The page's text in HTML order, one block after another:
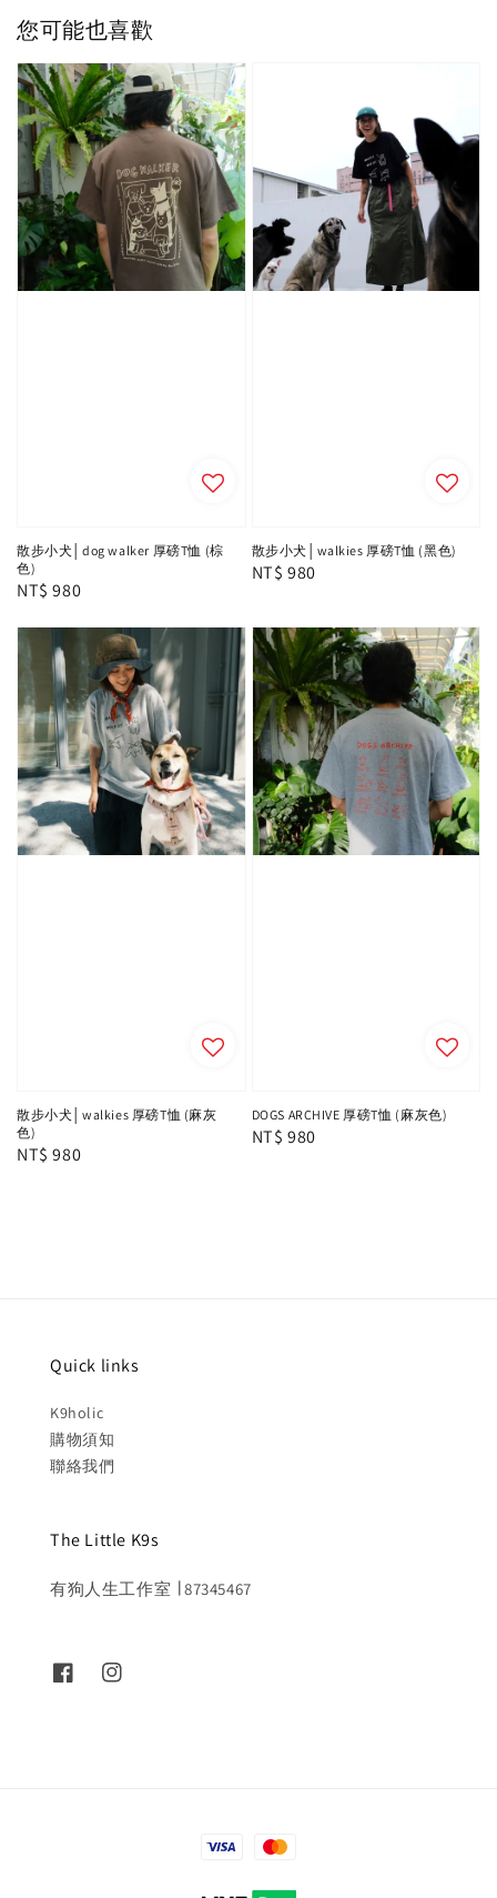
您可能也喜歡
散步小犬│dog walker 厚磅T恤 (棕
色)
Regular
NT$ 980
散步小犬│walkies 厚磅T恤 (黑色)
Regular
NT$ 980
散步小犬│walkies 厚磅T恤 (麻灰
色)
Regular
NT$ 980
DOGS ARCHIVE 厚磅T恤 (麻灰色)
Regular
NT$ 980
Quick links
K9holic
購物須知
聯絡我們
The Little K9s
有狗人生工作室 ∣ 87345467